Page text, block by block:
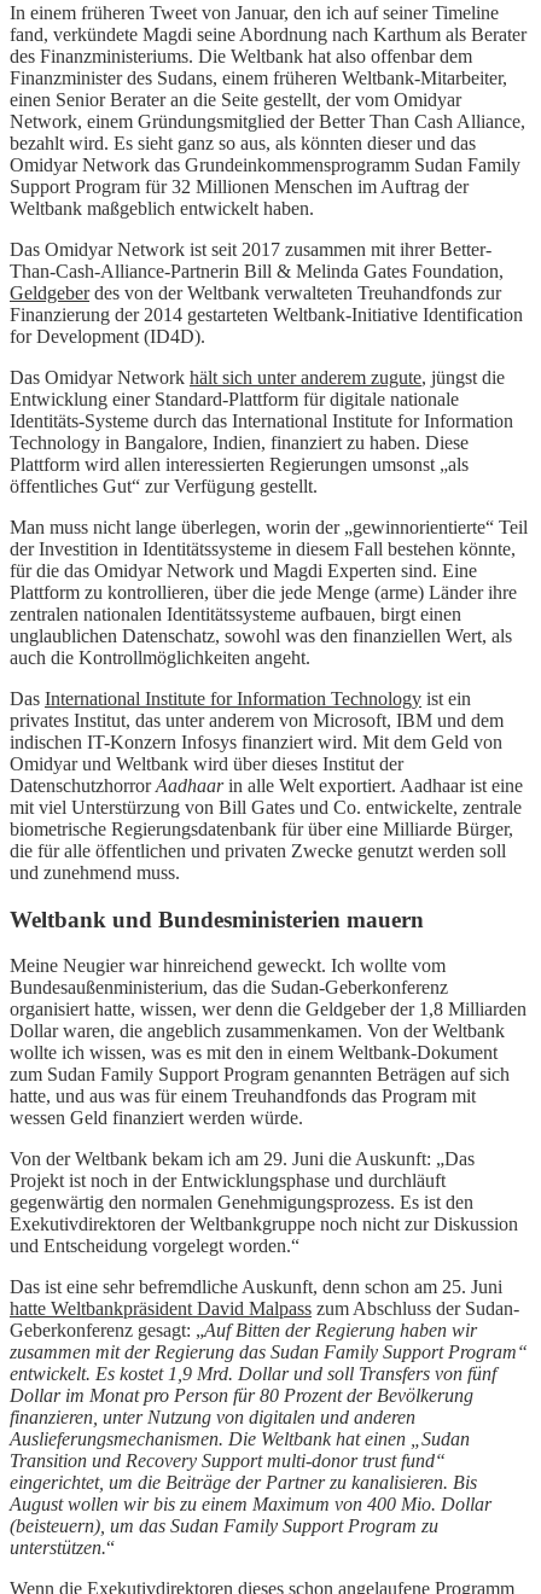
In einem früheren Tweet von Januar, den ich auf seiner Timeline
fand, verkündete Magdi seine Abordnung nach Karthum als Berater
des Finanzministeriums. Die Weltbank hat also offenbar dem
Finanzminister des Sudans, einem früheren Weltbank-Mitarbeiter,
einen Senior Berater an die Seite gestellt, der vom Omidyar
Network, einem Gründungsmitglied der Better Than Cash Alliance,
bezahlt wird. Es sieht ganz so aus, als könnten dieser und das
Omidyar Network das Grundeinkommensprogramm Sudan Family
Support Program für 32 Millionen Menschen im Auftrag der
Weltbank maßgeblich entwickelt haben.
Das Omidyar Network ist seit 2017 zusammen mit ihrer Better-
Than-Cash-Alliance-Partnerin Bill & Melinda Gates Foundation,
Geldgeberdes von der Weltbank verwalteten Treuhandfonds zur
Finanzierung der 2014 gestarteten Weltbank-Initiative Identification
for Development (ID4D).
Das Omidyar Network hält sich unter anderem zugute, jüngst die
Entwicklung einer Standard-Plattform für digitale nationale
Identitäts-Systeme durch das International Institute for Information
Technology in Bangalore, Indien, finanziert zu haben. Diese
Plattform wird allen interessierten Regierungen umsonst „als
öffentliches Gut“ zur Verfügung gestellt.
Man muss nicht lange überlegen, worin der „gewinnorientierte“ Teil
der Investition in Identitätssysteme in diesem Fall bestehen könnte,
für die das Omidyar Network und Magdi Experten sind. Eine
Plattform zu kontrollieren, über die jede Menge (arme) Länder ihre
zentralen nationalen Identitätssysteme aufbauen, birgt einen
unglaublichen Datenschatz, sowohl was den finanziellen Wert, als
auch die Kontrollmöglichkeiten angeht.
Das International Institute for Information Technology ist ein
privates Institut, das unter anderem von Microsoft, IBM und dem
indischen IT-Konzern Infosys finanziert wird. Mit dem Geld von
Omidyar und Weltbank wird über dieses Institut der
DatenschutzhorrorAadhaarin alle Welt exportiert. Aadhaar ist eine
mit viel Unterstürzung von Bill Gates und Co. entwickelte, zentrale
biometrische Regierungsdatenbank für über eine Milliarde Bürger,
die für alle öffentlichen und privaten Zwecke genutzt werden soll
und zunehmend muss.
Weltbank und Bundesministerien mauern
Meine Neugier war hinreichend geweckt. Ich wollte vom
Bundesaußenministerium, das die Sudan-Geberkonferenz
organisiert hatte, wissen, wer denn die Geldgeber der 1,8 Milliarden
Dollar waren, die angeblich zusammenkamen. Von der Weltbank
wollte ich wissen, was es mit den in einem Weltbank-Dokument
zum Sudan Family Support Program genannten Beträgen auf sich
hatte, und aus was für einem Treuhandfonds das Program mit
wessen Geld finanziert werden würde.
Von der Weltbank bekam ich am 29. Juni die Auskunft: „Das
Projekt ist noch in der Entwicklungsphase und durchläuft
gegenwärtig den normalen Genehmigungsprozess. Es ist den
Exekutivdirektoren der Weltbankgruppe noch nicht zur Diskussion
und Entscheidung vorgelegt worden.“
Das ist eine sehr befremdliche Auskunft, denn schon am 25. Juni
hatte Weltbankpräsident David Malpass zum Abschluss der Sudan-
Geberkonferenz gesagt: „Auf Bitten der Regierung haben wir
zusammen mit der Regierung das Sudan Family Support Program“
entwickelt. Es kostet 1,9 Mrd. Dollar und soll Transfers von fünf
Dollar im Monat pro Person für 80 Prozent der Bevölkerung
finanzieren, unter Nutzung von digitalen und anderen
Auslieferungsmechanismen. Die Weltbank hat einen „Sudan
Transition und Recovery Support multi-donor trust fund“
eingerichtet, um die Beiträge der Partner zu kanalisieren. Bis
August wollen wir bis zu einem Maximum von 400 Mio. Dollar
(beisteuern), um das Sudan Family Support Program zu
unterstützen.“
Wenn die Exekutivdirektoren dieses schon angelaufene Programm